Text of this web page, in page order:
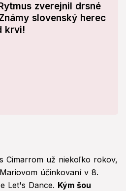
zverejnil drsné
slovenský herec
krvi!
Cimarrom už niekoľko rokov,
účinkovaní v 8.
Let's Dance. Kým šou